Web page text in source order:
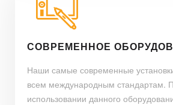
СОВРЕМЕННОЕ
Наши самые современные
всем международным стандартам.
использовании данного